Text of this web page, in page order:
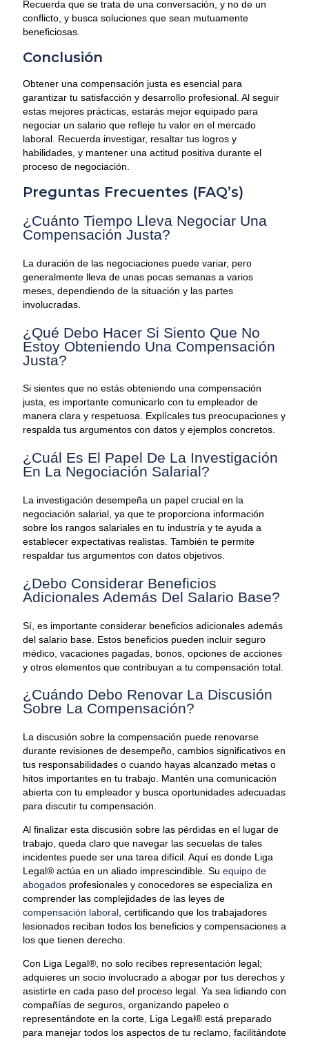
Recuerda que se trata de una conversación, y no de un
conflicto, y busca soluciones que sean mutuamente
beneficiosas.
Conclusión
Obtener una compensación justa es esencial para
garantizar tu satisfacción y desarrollo profesional. Al seguir
estas mejores prácticas, estarás mejor equipado para
negociar un salario que refleje tu valor en el mercado
laboral. Recuerda investigar, resaltar tus logros y
habilidades, y mantener una actitud positiva durante el
proceso de negociación.
Preguntas Frecuentes (FAQ’s)
¿Cuánto Tiempo Lleva Negociar Una
Compensación Justa?
La duración de las negociaciones puede variar, pero
generalmente lleva de unas pocas semanas a varios
meses, dependiendo de la situación y las partes
involucradas.
¿Qué Debo Hacer Si Siento Que No
Estoy Obteniendo Una Compensación
Justa?
Si sientes que no estás obteniendo una compensación
justa, es importante comunicarlo con tu empleador de
manera clara y respetuosa. Explícales tus preocupaciones y
respalda tus argumentos con datos y ejemplos concretos.
¿Cuál Es El Papel De La Investigación
En La Negociación Salarial?
La investigación desempeña un papel crucial en la
negociación salarial, ya que te proporciona información
sobre los rangos salariales en tu industria y te ayuda a
establecer expectativas realistas. También te permite
respaldar tus argumentos con datos objetivos.
¿Debo Considerar Beneficios
Adicionales Además Del Salario Base?
Sí, es importante considerar beneficios adicionales además
del salario base. Estos beneficios pueden incluir seguro
médico, vacaciones pagadas, bonos, opciones de acciones
y otros elementos que contribuyan a tu compensación total.
¿Cuándo Debo Renovar La Discusión
Sobre La Compensación?
La discusión sobre la compensación puede renovarse
durante revisiones de desempeño, cambios significativos en
tus responsabilidades o cuando hayas alcanzado metas o
hitos importantes en tu trabajo. Mantén una comunicación
abierta con tu empleador y busca oportunidades adecuadas
para discutir tu compensación.
Al finalizar esta discusión sobre las pérdidas en el lugar de
trabajo, queda claro que navegar las secuelas de tales
incidentes puede ser una tarea difícil. Aquí es donde Liga
Legal® actúa en un aliado imprescindible. Su equipo de
abogados profesionales y conocedores se especializa en
comprender las complejidades de las leyes de
compensación laboral, certificando que los trabajadores
lesionados reciban todos los beneficios y compensaciones a
los que tienen derecho.
Con Liga Legal®, no solo recibes representación legal;
adquieres un socio involucrado a abogar por tus derechos y
asistirte en cada paso del proceso legal. Ya sea lidiando con
compañías de seguros, organizando papeleo o
representándote en la corte, Liga Legal® está preparado
para manejar todos los aspectos de tu reclamo, facilitándote